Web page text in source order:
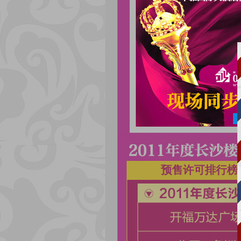
1
预售许可排行榜